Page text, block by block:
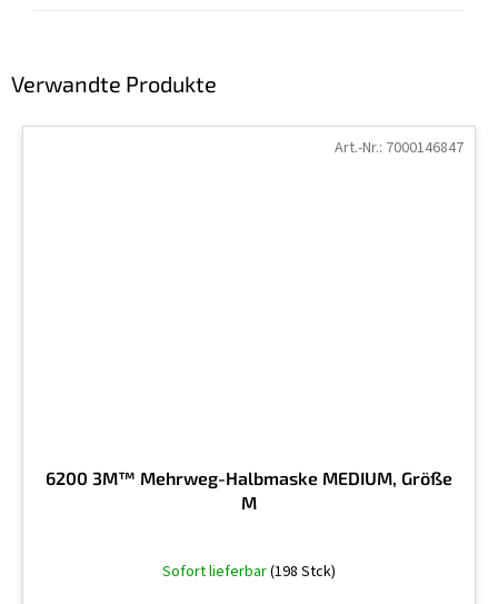
Verwandte Produkte
6200 3M™ Mehrweg-Halbmaske MEDIUM, Größe
M
durchschnittliche
Sofort lieferbar(198 Stck)
Art.-Nr.: 7000146847